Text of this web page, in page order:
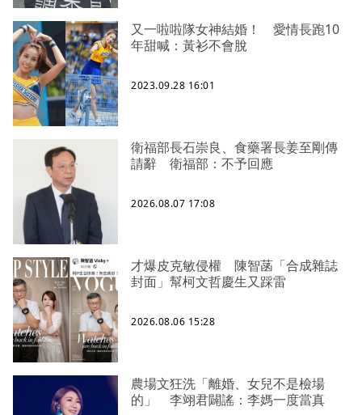
又一啦啦隊女神結婚！ 愛情長跑10
年甜喊：黃衫不會脫
2023.09.28 16:01
衛福部長石崇良、食藥署長姜至剛傳
請辭 衛福部：不予回應
2026.08.07 17:08
才爆皮克敏侵權 陳智菡「合成雜誌
封面」幫柯文哲慶生又踩雷
2026.08.06 15:28
農場文狂洗「離婚、女兒不是檢場
的」 李翊君闢謠：李媽一度當真